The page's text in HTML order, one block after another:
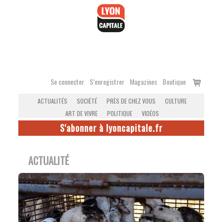
Se connecter S’enregistrer Magazines Boutique
Voir
ACTUALITÉS SOCIÉTÉ PRÈS DE CHEZ VOUS
CULTURE
ART DE VIVRE
POLITIQUE VIDÉOS
S'abonner à lyoncapitale.fr
ACTUALITÉ